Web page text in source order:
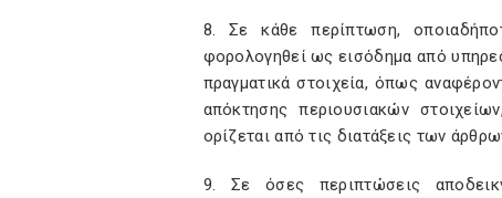
8. Σε κάθε περίπτωση,
φορολογηθεί ως εισόδημα από
πραγματικά στοιχεία, όπως
απόκτησης περιουσιακών
ορίζεται από τις διατάξεις των
9. Σε όσες περιπτώσεις